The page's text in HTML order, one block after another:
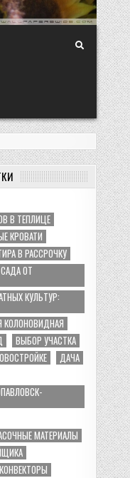
В ТЕПЛИЦЕ
КРОВАТИ
В РАССРОЧКУ
ОТ
КУЛЬТУР:
КОЛОНОВИДНАЯ
ВЫБОР УЧАСТКА
ДАЧА
МАТЕРИАЛЫ
КОНВЕКТОРЫ